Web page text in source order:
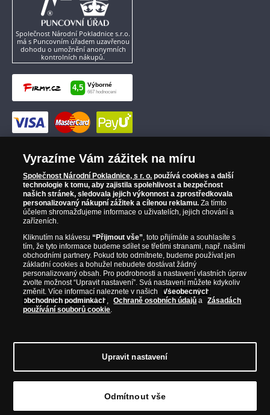
Společnost Národní Pokladnice s.r.o.
má s Puncovním úřadem uzavřenou
dohodu o umožnění anonymních
kontrolních nákupů.
© Copyright 2026 - Národní Pokladnice, s. r. o.; Karolinská 661/4, 186
00 Praha 8; Tel.: 810 100 500E-mail: info@narodnipokladnice.cz,
www.narodnipokladnice.cz; IČ: 28507622; DIČ: CZ28507622Společnost
146644
Vyrazíme Vám zážitek na míru
Společnost Národní Pokladnice, s r. o. používá cookies a další
technologie k tomu, aby zajistila spolehlivost a bezpečnost
našich stránek, sledovala jejich výkonnost a zprostředkovala
personalizovaný nákupní zážitek a cílenou reklamu. Za tímto
účelem shromažďujeme informace o uživatelích, jejich chování a
zařízeních.
Kliknutím na klávesu“Přijmout vše”, toto přijímáte a souhlasíte s
tím, že tyto informace budeme sdílet se třetími stranami, např. našimi
obchodními partnery. Pokud toto odmítnete, budeme používat jen
základní cookies a bohužel nebudete dostávat žádný
personalizovaný obsah. Pro podrobnosti a nastavení vlastních úprav
zvolte možnost “Upravit nastavení”. Svá nastavení můžete kdykoliv
změnit. Více informací naleznete v našich
Všeobecných
obchodních podmínkách , Ochraně osobních údajů a
Zásadách
používání souborů cookie.
Upravit nastavení
Odmítnout vše